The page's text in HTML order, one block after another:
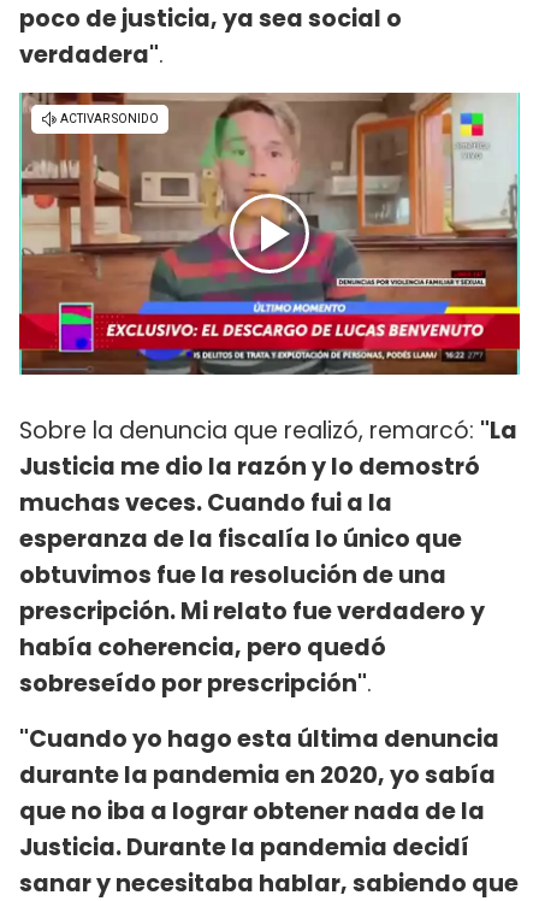
poco de justicia, ya sea social o
verdadera".
Sobre la denuncia que realizó, remarcó: "La
Justicia me dio la razón y lo demostró
muchas veces. Cuando fui a la
esperanza de la fiscalía lo único que
obtuvimos fue la resolución de una
prescripción. Mi relato fue verdadero y
había coherencia, pero quedó
sobreseído por prescripción".
"Cuando yo hago esta última denuncia
durante la pandemia en 2020, yo sabía
que no iba a lograr obtener nada de la
Justicia. Durante la pandemia decidí
sanar y necesitaba hablar, sabiendo que